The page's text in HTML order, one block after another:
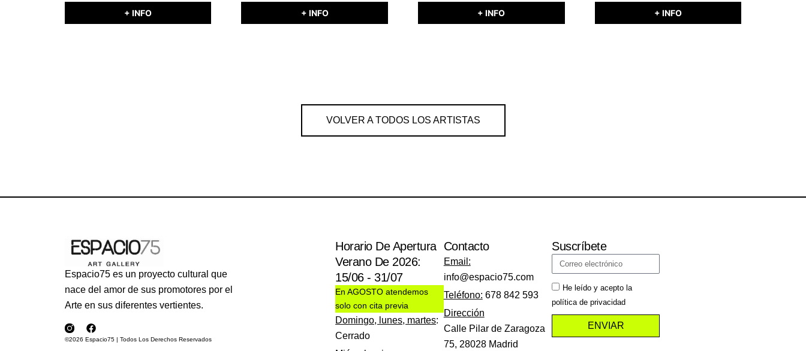
+ INFO + INFO + INFO + INFO
VOLVER A TODOS LOS ARTISTAS
Espacio75 es un proyecto cultural que
nace del amor de sus promotores por el
Arte en sus diferentes vertientes.
©2026 Espacio75 | Todos Los Derechos Reservados
Horario De Apertura
Verano De 2026:
15/06 - 31/07
En AGOSTO atendemos
solo con cita previa
Domingo, lunes, martes:
Cerrado
Contacto
Email:
info@espacio75.com
Teléfono: 678 842 593
Dirección
Calle Pilar de Zaragoza
75, 28028 Madrid
Suscríbete
He leído y acepto la
política de privacidad
ENVIAR